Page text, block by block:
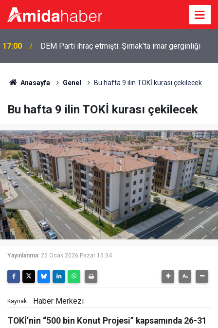
17:00 DEM Parti ihraç etmişti: Şırnak’ta imar gerginliği
Anasayfa Genel Bu hafta 9 ilin TOKİ kurası çekilecek
Bu hafta 9 ilin TOKİ kurası çekilecek
Yayınlanma: 25 Ocak 2026 Pazar 15:34
Kaynak: Haber Merkezi
TOKİ’nin “500 bin Konut Projesi” kapsamında 26-31